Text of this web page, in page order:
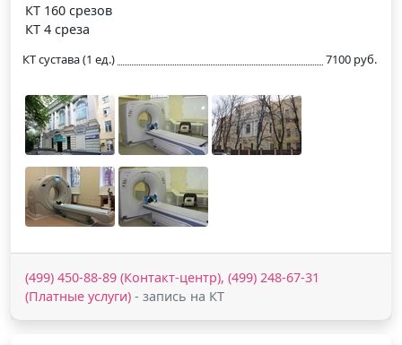
КТ 160 срезов
КТ 4 среза
КТ сустава (1 ед.) 7100 руб.
(499) 450-88-89 (Контакт-центр), (499) 248-67-31
(Платные услуги) - запись на КТ